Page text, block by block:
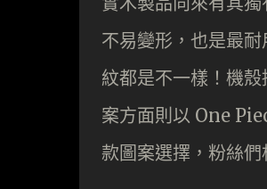
不易變形，也是最
紋都是不一樣！機
案方面則以 One
款圖案選擇，粉絲們